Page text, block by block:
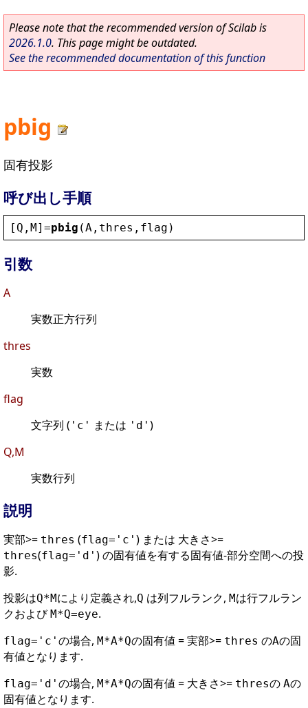
Please note that the recommended version of Scilab is
2026.1.0. This page might be outdated.
See the recommended documentation of this function
pbig
固有投影
呼び出し手順
[ Q , M]=pbig (A , thres , flag )
引数
A
実数正方行列
thres
実数
flag
文字列 ( 'c' または 'd' )
Q,M
実数行列
説明
実部>= thres (flag='c' ) または 大きさ>=
thres(flag='d' ) の固有値を有する固有値-部分空間への投
影.
投影はQ*Mにより定義され,Q は列フルランク, Mは行フルラン
クおよび M*Q=eye.
flag='c' の場合, M*A*Qの固有値 = 実部>= thres のAの固
有値となります.
flag='d' の場合, M*A*Qの固有値 = 大きさ>= thresの Aの
固有値となります.